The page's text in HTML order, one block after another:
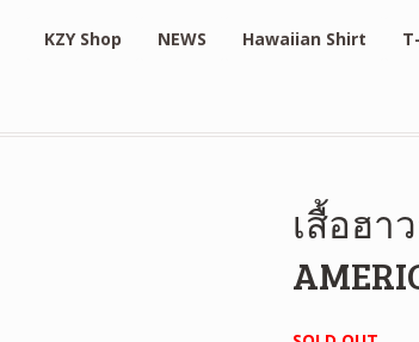
KZY Shop NEWS Hawaiian Shirt
เสื้อฮา